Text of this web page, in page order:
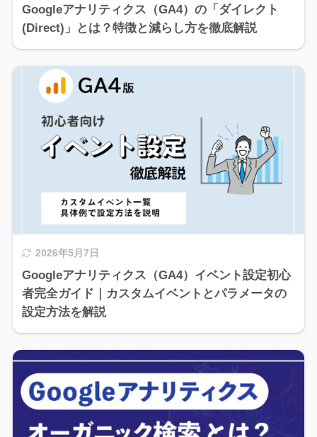
Googleアナリティクス（GA4）の「ダイレクト
(Direct)」とは？特徴と減らし方を徹底解説
2026年5月7日
Googleアナリティクス（GA4）イベント設定初心
者完全ガイド｜カスタムイベントとパラメータの
設定方法を解説